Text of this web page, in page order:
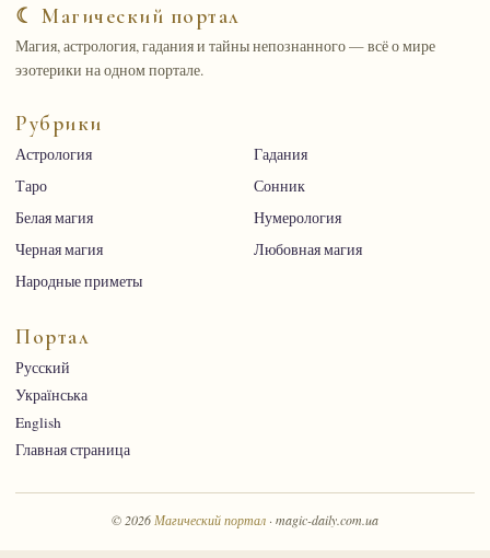
☾ Магический портал
Магия, астрология, гадания и тайны непознанного — всё о мире
эзотерики на одном портале.
Рубрики
Астрология
Гадания
Таро
Сонник
Белая магия
Нумерология
Черная магия
Любовная магия
Народные приметы
Портал
Русский
Українська
English
Главная страница
© 2026 Магический портал · magic-daily.com.ua